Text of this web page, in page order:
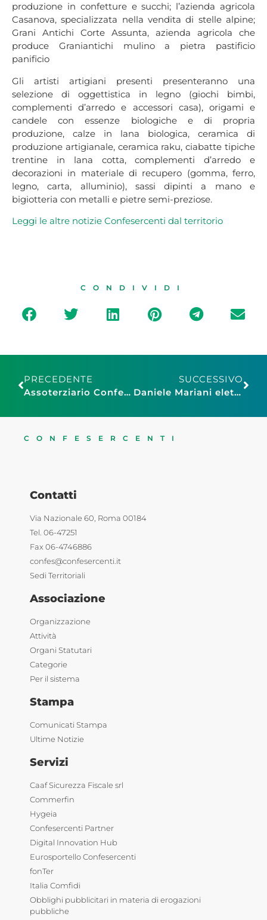
produzione in confetture e succhi; l’azienda agricola
Casanova, specializzata nella vendita di stelle alpine;
Grani Antichi Corte Assunta, azienda agricola che
produce Graniantichi mulino a pietra pastificio
panificio
Gli artisti artigiani presenti presenteranno una
selezione di oggettistica in legno (giochi bimbi,
complementi d’arredo e accessori casa), origami e
candele con essenze biologiche e di propria
produzione, calze in lana biologica, ceramica di
produzione artigianale, ceramica raku, ciabatte tipiche
trentine in lana cotta, complementi d’arredo e
decorazioni in materiale di recupero (gomma, ferro,
legno, carta, alluminio), sassi dipinti a mano e
bigiotteria con metalli e pietre semi-preziose.
Leggi le altre notizie Confesercenti dal territorio
CONDIVIDI
PRECEDENTE
Assoterziario Confesercenti Grosseto: moneta digitale, un fenomeno che sta crescendo
SUCCESSIVO
Daniele Mariani eletto Presidente regionale di Fiesa Confesercenti E.R.
CONFESERCENTI
Contatti
Via Nazionale 60, Roma 00184
Tel. 06-47251
Fax 06-4746886
confes@confesercenti.it
Sedi Territoriali
Associazione
Organizzazione
Attività
Organi Statutari
Categorie
Per il sistema
Stampa
Comunicati Stampa
Ultime Notizie
Servizi
Caaf Sicurezza Fiscale srl
Commerfin
Hygeia
Confesercenti Partner
Digital Innovation Hub
Eurosportello Confesercenti
fonTer
Italia Comfidi
Obblighi pubblicitari in materia di erogazioni
pubbliche